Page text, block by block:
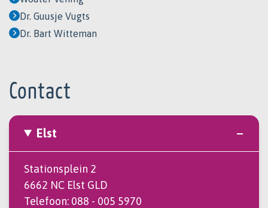
Dr. Guusje Vugts
Dr. Bart Witteman
Contact
Elst
Stationsplein 2
6662 NC Elst GLD
Telefoon: 088 - 005 5970